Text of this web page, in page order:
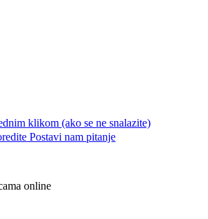
klikom (ako se ne snalazite)
Postavi nam pitanje
online